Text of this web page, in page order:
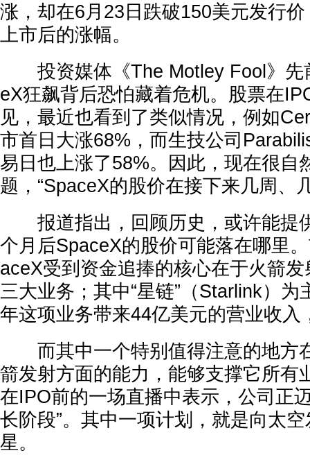
涨，却在6月23日跌破150美元发行
上市后的涨幅。
投资媒体《The Motley Fool》先
eX狂飙背后恐怕藏着危机。股票在
见，最近也看到了类似情况，例如
市首日大涨68%，而生技公司
易日也上涨了58%。因此，现在很自
题，“SpaceX的股价在接下来几周、
报道指出，回顾历史，或许能提
个月后SpaceX的股价可能落在哪里
aceX受到资金追捧的核心在于火箭
三大业务；其中“星链”（Starlink）为
年这项业务带来44亿美元的营业收入
而其中一个特别值得注意的地方
箭发射方面的能力，能够支撑它所有
在IPO前的一场直播中表示，公司正
长阶段”。其中一项计划，就是向太
星。